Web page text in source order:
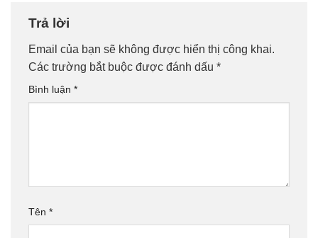
Trả lời
Email của bạn sẽ không được hiển thị công khai.
Các trường bắt buộc được đánh dấu *
Bình luận *
Tên *